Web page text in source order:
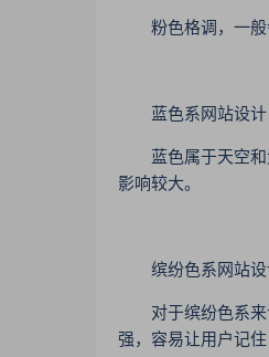
粉色格调，一般会
蓝色系网站设计
蓝色属于天空和
影响较大。
缤纷色系网站设
对于缤纷色系来说
强，容易让用户记